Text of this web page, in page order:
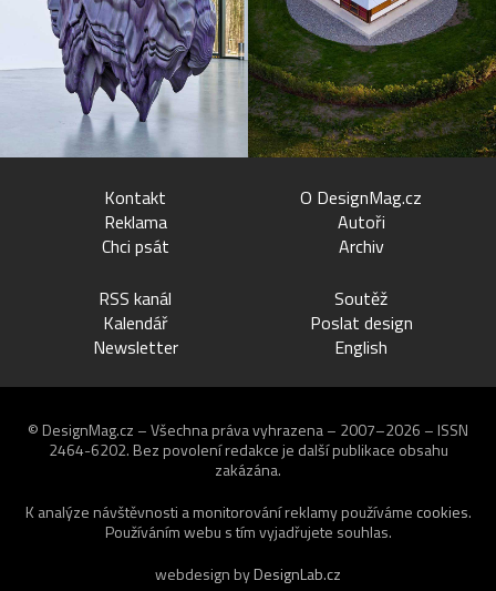
Kontakt
Reklama
Chci psát
O DesignMag.cz
Autoři
Archiv
RSS kanál
Kalendář
Newsletter
Soutěž
Poslat design
English
© DesignMag.cz – Všechna práva vyhrazena – 2007–2026 – ISSN
2464-6202. Bez povolení redakce je další publikace obsahu
zakázána.
K analýze návštěvnosti a monitorování reklamy používáme cookies.
Používáním webu s tím vyjadřujete souhlas.
webdesign byDesignLab.cz